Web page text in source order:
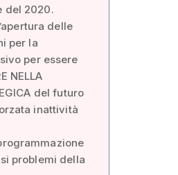
del 2020.
delle
per la
per essere
NELLA
del futuro
inattività
problemi della